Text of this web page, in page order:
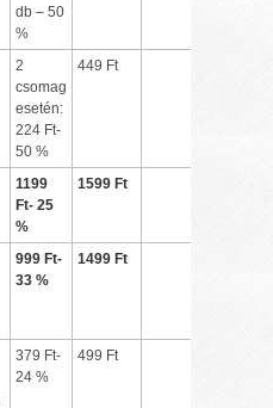
db – 50
%
2
csomag
esetén:
224 Ft-
50 %
449 Ft
1199
Ft- 25
%
1599 Ft
999 Ft-
33 %
1499 Ft
379 Ft-
24 %
499 Ft